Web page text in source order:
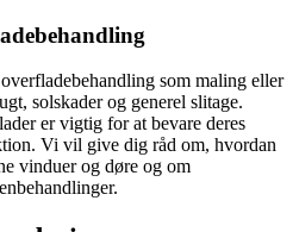
som maling eller
solskader og generel slitage.
er vigtig for at bevare deres
Vi vil give dig råd om, hvordan
vinduer og døre og om